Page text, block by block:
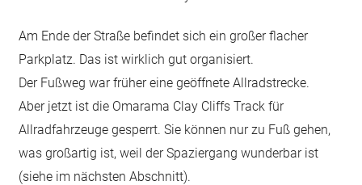
Am Ende der Straße befindet sich ein großer flacher
Parkplatz. Das ist wirklich gut organisiert.
Der Fußweg war früher eine geöffnete Allradstrecke.
Aber jetzt ist die Omarama Clay Cliffs Track für
Allradfahrzeuge gesperrt. Sie können nur zu Fuß gehen,
was großartig ist, weil der Spaziergang wunderbar ist
(siehe im nächsten Abschnitt).